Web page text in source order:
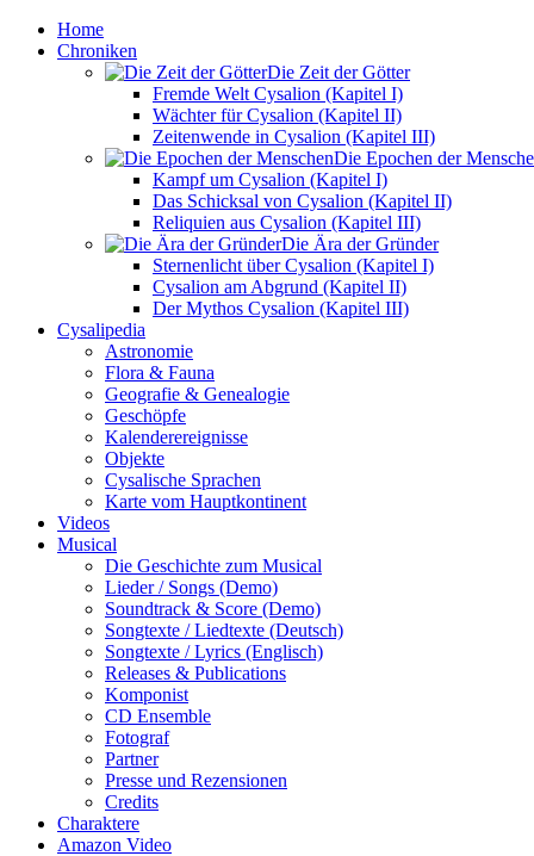
Home
Chroniken
Die Zeit der Götter
Fremde Welt Cysalion (Kapitel I)
Wächter für Cysalion (Kapitel II)
Zeitenwende in Cysalion (Kapitel III)
Die Epochen der
Kampf um Cysalion (Kapitel I)
Das Schicksal von Cysalion (Kapitel II)
Reliquien aus Cysalion (Kapitel III)
Die Ära der Gründer
Sternenlicht über Cysalion (Kapitel I)
Cysalion am Abgrund (Kapitel II)
Der Mythos Cysalion (Kapitel III)
Cysalipedia
Astronomie
Flora & Fauna
Geografie & Genealogie
Geschöpfe
Kalenderereignisse
Objekte
Cysalische Sprachen
Karte vom Hauptkontinent
Videos
Musical
Die Geschichte zum Musical
Lieder / Songs (Demo)
Soundtrack & Score (Demo)
Songtexte / Liedtexte (Deutsch)
Songtexte / Lyrics (Englisch)
Releases & Publications
Komponist
CD Ensemble
Fotograf
Partner
Presse und Rezensionen
Credits
Charaktere
Amazon Video